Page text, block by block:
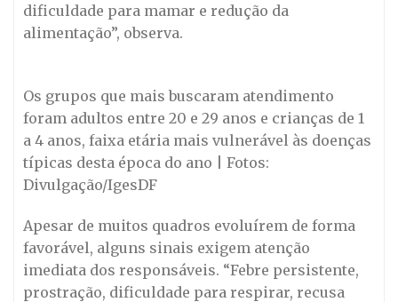
dificuldade para mamar e redução da
alimentação”, observa.
Os grupos que mais buscaram atendimento
foram adultos entre 20 e 29 anos e crianças de 1
a 4 anos, faixa etária mais vulnerável às doenças
típicas desta época do ano | Fotos:
Divulgação/IgesDF
Apesar de muitos quadros evoluírem de forma
favorável, alguns sinais exigem atenção
imediata dos responsáveis. “Febre persistente,
prostração, dificuldade para respirar, recusa